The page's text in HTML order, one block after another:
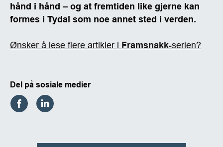
hånd i hånd – og at fremtiden like gjerne kan
formes i Tydal som noe annet sted i verden.
Ønsker å lese flere artikler i Framsnakk-serien?
Del på sosiale medier